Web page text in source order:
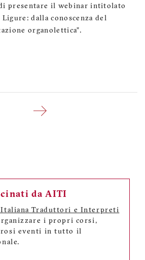
presentare il webinar intitolato
dalla conoscenza del
organolettica”.
da AITI
Italiana Traduttori e Interpreti
i propri corsi,
eventi in tutto il